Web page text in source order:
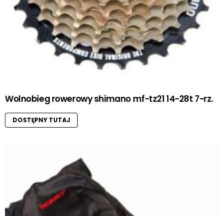
Wolnobieg rowerowy shimano mf-tz21 14-28t 7-rz.
DOSTĘPNY TUTAJ